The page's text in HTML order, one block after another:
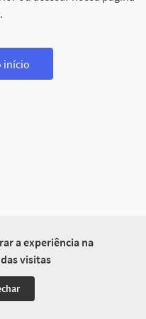
a experiência na
visitas
início